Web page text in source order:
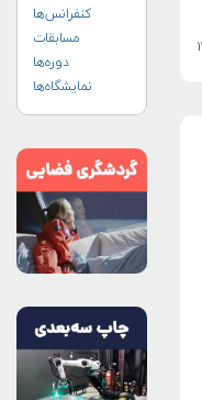
کنفرانس‌ها
مسابقات
دوره‌ها
نمایشگاه‌ها